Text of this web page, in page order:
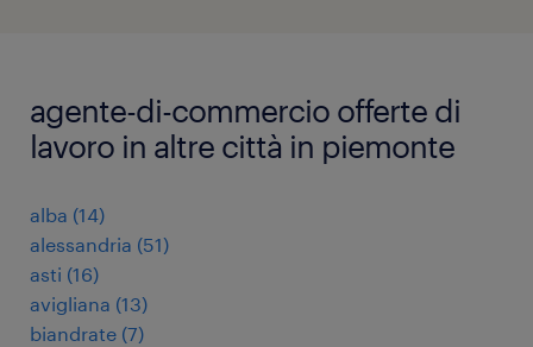
agente-di-commercio offerte di
lavoro in altre città in piemonte
alba (14)
alessandria (51)
asti (16)
avigliana (13)
biandrate (7)